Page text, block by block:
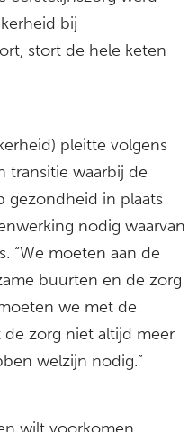
bij
stort de hele keten
pleitte volgens
transitie waarbij de
gezondheid in plaats
nodig waarvan
“We moeten aan de
buurten en de zorg
we met de
zorg niet altijd meer
welzijn nodig.”